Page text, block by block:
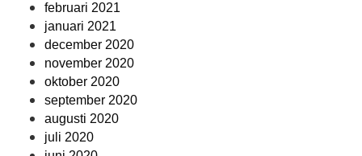
februari 2021
januari 2021
december 2020
november 2020
oktober 2020
september 2020
augusti 2020
juli 2020